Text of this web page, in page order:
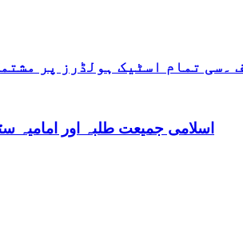
۔سی تمام اسٹیک ہولڈرز پر
اسلامی جمیعت طلبہ اور امامیہ